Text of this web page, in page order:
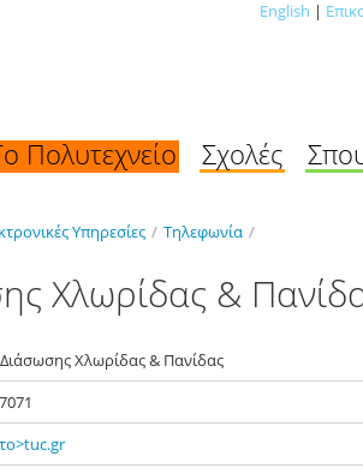
English |
Πολυτεχνείο Σχολές
Υπηρεσίες / Τηλεφωνία /
Χλωρίδας &
Χλωρίδας & Πανίδας
7071